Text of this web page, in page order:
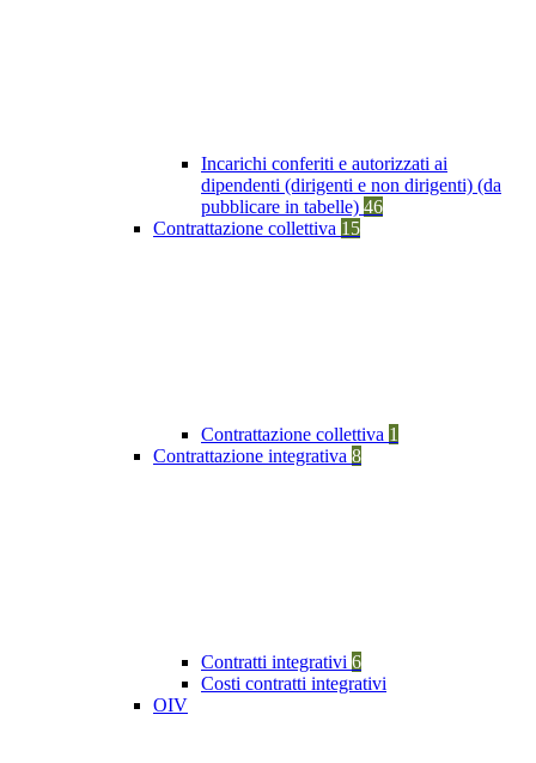
Incarichi conferiti e autorizzati ai
dipendenti (dirigenti e non dirigenti) (da
pubblicare in tabelle) 46
Contrattazione collettiva 15
Contrattazione collettiva 1
Contrattazione integrativa 8
Contratti integrativi 6
Costi contratti integrativi
OIV